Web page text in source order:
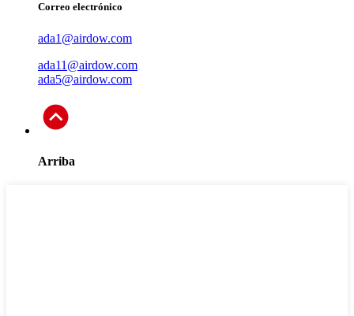
Correo electrónico
ada1@airdow.com
ada11@airdow.com
ada5@airdow.com
Arriba